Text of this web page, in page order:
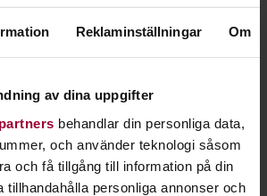
Reklaminställningar Om
av dina uppgifter
behandlar din personliga data,
och använder teknologi såsom
och få tillgång till information på din
tillhandahålla personliga annonser och